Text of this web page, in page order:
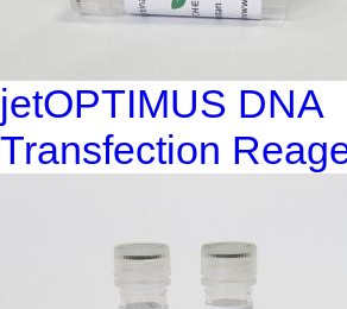
jetOPTIMUS DNA
Transfection